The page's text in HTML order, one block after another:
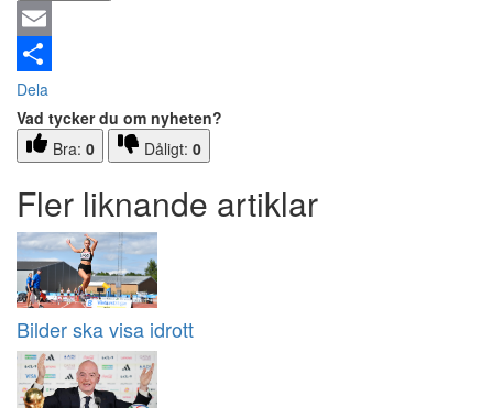
Email
Dela
Vad tycker du om nyheten?
Bra: 0 Dåligt: 0
Fler liknande artiklar
Bilder ska visa idrott